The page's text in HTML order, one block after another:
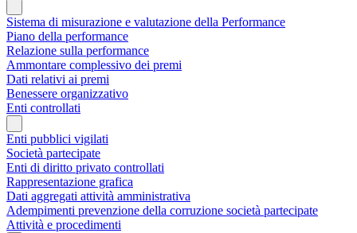
Sistema di misurazione e valutazione della Performance
Piano della performance
Relazione sulla performance
Ammontare complessivo dei premi
Dati relativi ai premi
Benessere organizzativo
Enti controllati
Enti pubblici vigilati
Società partecipate
Enti di diritto privato controllati
Rappresentazione grafica
Dati aggregati attività amministrativa
Adempimenti prevenzione della corruzione società partecipate
Attività e procedimenti